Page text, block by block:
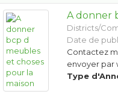
A donner
Districts/
Date de
Contactez
envoyer par
Type